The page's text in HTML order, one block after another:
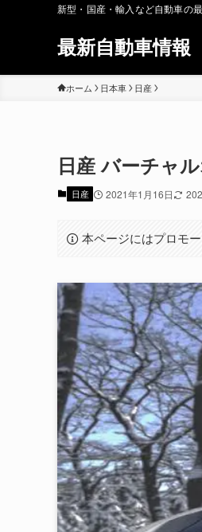
新型・国産・輸入など自動車の
最新自動車情報
ホーム 日本車 日産
日産 バーチャ
日産 2021年1月16日
本ページにはプロモ